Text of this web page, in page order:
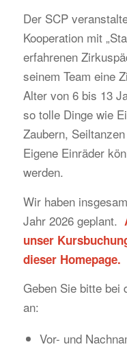
Der SCP
Kooperation mit
erfahrenen
seinem Team eine
Alter von 6 bis 13
so tolle Dinge wie
Zaubern,
Eigene Einräder
werden.
Wir haben
Jahr 2026 geplant.
unser
dieser Homepage.
Geben Sie bitte bei
an:
Vor- und